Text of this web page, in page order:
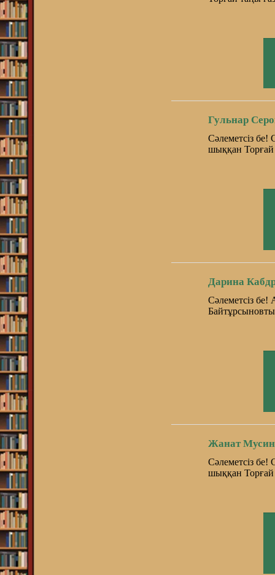
Гульнар
Сәлеметсіз бе!
шыққан Торғай
Дарина
Сәлеметсіз бе!
Жанат
Сәлеметсіз бе!
шыққан Торғай